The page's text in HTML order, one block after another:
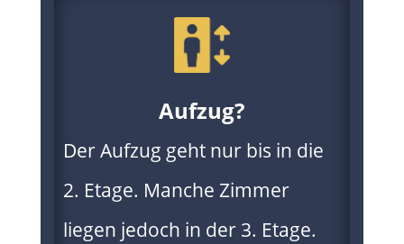
Aufzug?
Der Aufzug geht nur bis in die
2. Etage. Manche Zimmer
liegen jedoch in der 3. Etage.